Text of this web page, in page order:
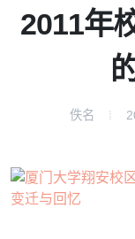
2011年
佚名